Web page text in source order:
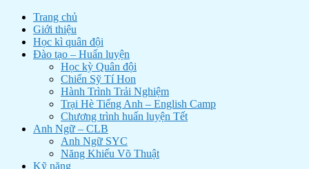
Trang chủ
Giới thiệu
Học kì quân đội
Đào tạo – Huấn luyện
Học kỳ Quân đội
Chiến Sỹ Tí Hon
Hành Trình Trải Nghiệm
Trại Hè Tiếng Anh – English Camp
Chương trình huấn luyện Tết
Anh Ngữ – CLB
Anh Ngữ SYC
Năng Khiếu Võ Thuật
Kỹ năng